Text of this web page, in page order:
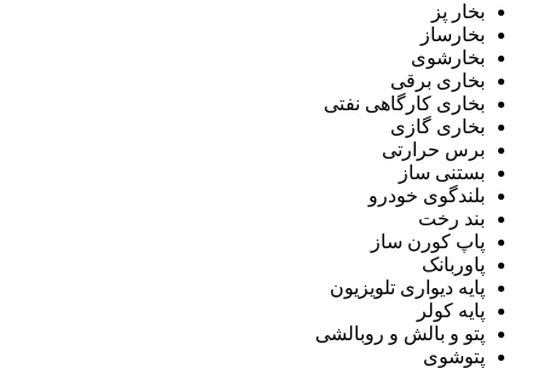
بخار پز
بخارساز
بخارشوی
بخاری برقی
بخاری کارگاهی نفتی
بخاری گازی
برس حرارتی
بستنی ساز
بلندگوی خودرو
بند رخت
پاپ کورن ساز
پاوربانک
پایه دیواری تلویزیون
پایه کولر
پتو و بالش و روبالشی
پتوشوی